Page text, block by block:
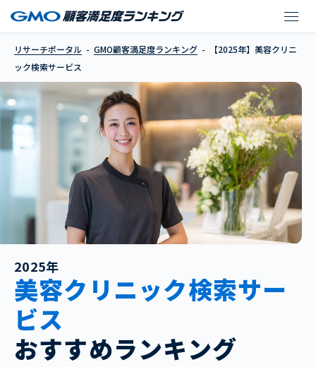
【2025年】美容クリ
リサーチポータル GMO顧客満足度ランキング
【2025年】美容クリニ
ック検索サービス
2025年
美容クリニック検索サー
ビス
おすすめランキング